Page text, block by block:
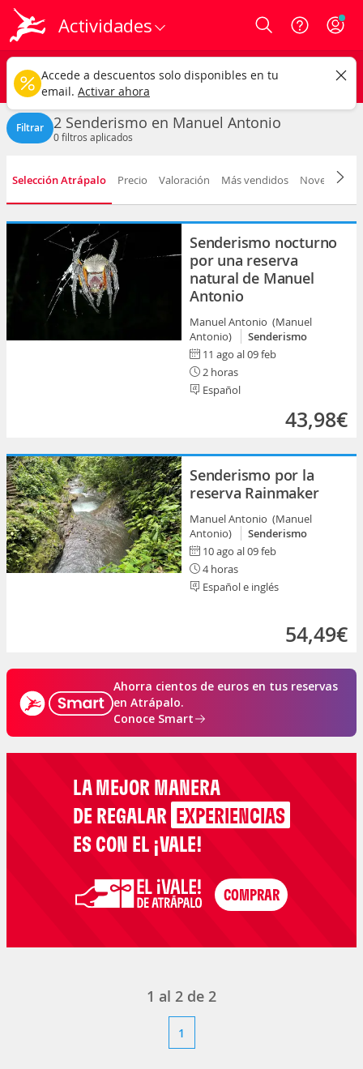
Actividades Login
Manuel Antonio ciudad
Senderismo Cualquier fecha
CAMBIAR
Filtrar 2 Senderismo en Manuel Antonio
0filtros aplicados
Selección Atrápalo Precio Valoración Más vendidos Novedad
Senderismo nocturno
por una reserva
natural de Manuel
Antonio
Manuel Antonio (Manuel
Antonio)
Senderismo
11 ago al 09 feb
2 horas
Español
43,98€
Senderismo por la
reserva Rainmaker
Manuel Antonio (Manuel
Antonio)
Senderismo
10 ago al 09 feb
4 horas
Español e inglés
54,49€
Ahorra cientos de euros en tus reservas
en Atrápalo.
Conoce Smart
LA MEJOR MANERA
DE REGALAR EXPERIENCIAS
ES CON EL ¡VALE!
1 al 2 de 2
1
Accede a descuentos solo disponibles en tu
email. Activar ahora